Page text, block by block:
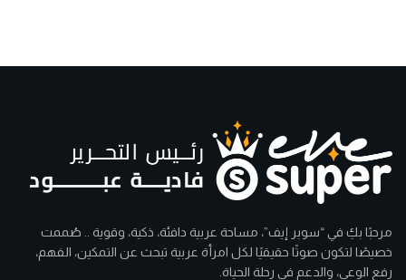
مرحبًا بكِ في “سوبر إيف”، مساحة عربية دافئة، ذكية، وقوية .. صُممت
خصيصًا لتكون صوتًا حقيقيًا لكل امرأة عربية تبحث عن التمكين، الفهم،
رفع الوعي، والدعم في رحلة الحياة.